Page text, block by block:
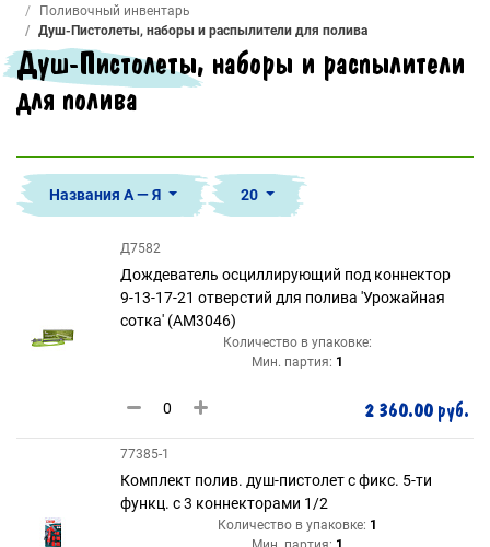
Поливочный инвентарь
Душ-Пистолеты, наборы и распылители для полива
Душ-Пистолеты, наборы и распылители
для полива
Названия А — Я 20
Д7582
Дождеватель осциллирующий под коннектор
9-13-17-21 отверстий для полива 'Урожайная
сотка' (AM3046)
Количество в упаковке:
Мин. партия: 1
2 360.00 руб.
77385-1
Комплект полив. душ-пистолет с фикс. 5-ти
функц. с 3 коннекторами 1/2
Количество в упаковке: 1